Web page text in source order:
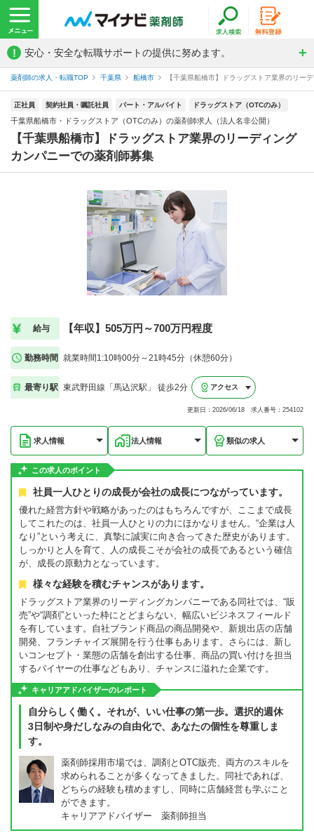
! 安心・安全な転職サポートの提供に努めます。
薬剤師の求人・転職TOP 千葉県 船橋市 【千葉県船橋市】ドラッグストア業界のリー
正社員 契約社員・嘱託社員 パート・アルバイト ドラッグストア（OTCのみ）
千葉県船橋市・ドラッグストア（OTCのみ）の薬剤師求人（法人名非公開）
【千葉県船橋市】ドラッグストア業界のリーディング
カンパニーでの薬剤師募集
給与 【年収】505万円～700万円程度
勤務時間 就業時間1:10時00分～21時45分（休憩60分）
最寄り駅 東武野田線「馬込沢駅」 徒歩2分 アクセス
更新日：2026/06/18 求人番号：254102
求人情報 法人情報 類似の求人
この求人のポイント
社員一人ひとりの成長が会社の成長につながっています。
優れた経営方針や戦略があったのはもちろんですが、ここまで成長
してこれたのは、社員一人ひとりの力にほかなりません。“企業は人
なり”という考えに、真摯に誠実に向き合ってきた歴史があります。
しっかりと人を育て、人の成長こそが会社の成長であるという確信
が、成長の原動力となっています。
様々な経験を積むチャンスがあります。
ドラッグストア業界のリーディングカンパニーである同社では、“販
売”や“調剤”といった枠にとどまらない、幅広いビジネスフィールド
を有しています。自社ブランド商品の商品開発や、新規出店の店舗
開発、フランチャイズ展開を行う仕事もあります。さらには、新し
いコンセプト・業態の店舗を創出する仕事、商品の買い付けを担当
するバイヤーの仕事などもあり、チャンスに溢れた企業です。
キャリアアドバイザーのレポート
自分らしく働く。それが、いい仕事の第一歩。選択的週休
3日制や身だしなみの自由化で、あなたの個性を尊重しま
す。
薬剤師採用市場では、調剤とOTC販売、両方のスキルを
求められることが多くなってきました。同社であれば、
どちらの経験も積めますし、同時に店舗経営も学ぶこと
ができます。
キャリアアドバイザー 薬剤師担当